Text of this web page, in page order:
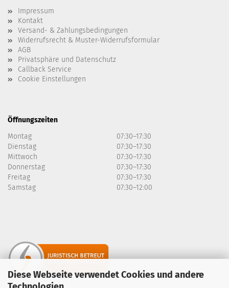
Diese Webseite verwendet Cookies und andere
Impressum
Kontakt
Versand- & Zahlungsbedingungen
Widerrufsrecht & Muster-Widerrufsformular
AGB
Privatsphäre und Datenschutz
Callback Service
Cookie Einstellungen
Öffnungszeiten
Montag
07:30–17:30
Dienstag
07:30–17:30
Mittwoch
07:30–17:30
Donnerstag
07:30–17:30
Freitag
07:30–17:30
Samstag
07:30–12:00